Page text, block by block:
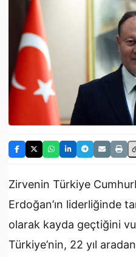
Zirvenin Türkiye
Erdoğan’ın liderliğinde
olarak kayda geçtiğini
Türkiye’nin, 22 yıl